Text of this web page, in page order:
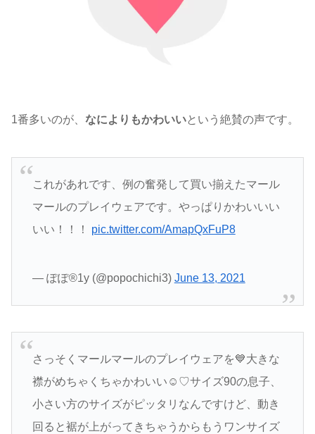
1番多いのが、 なによりもかわいいという絶賛の声です。
これがあれです、例の奮発して買い揃えたマール
マールのプレイウェアです。やっぱりかわいいい
いい！！！ pic.twitter.com/AmapQxFuP8
— ぽぽ®︎1y (@popochichi3) June 13, 2021
さっそくマールマールのプレイウェアを💙大きな
襟がめちゃくちゃかわいい☺️♡サイズ90の息子、
小さい方のサイズがピッタリなんですけど、動き
回ると裾が上がってきちゃうからもうワンサイズ